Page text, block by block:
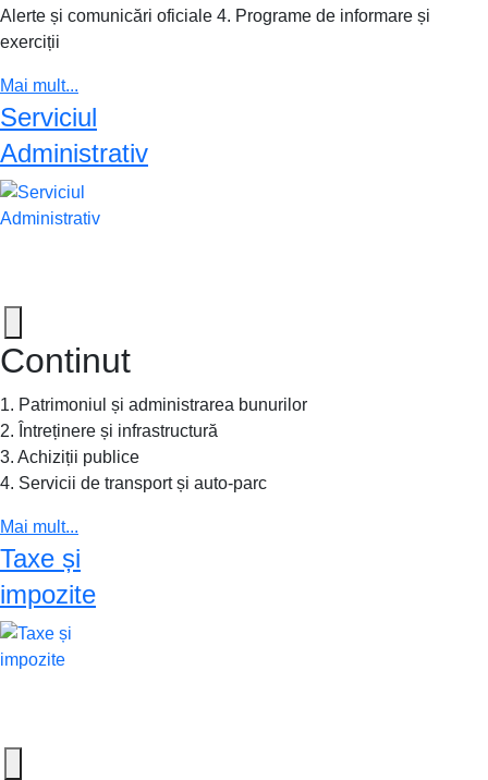
Alerte și comunicări oficiale 4. Programe de informare și
exerciții
Mai mult...
Serviciul
Administrativ
Continut
1. Patrimoniul și administrarea bunurilor
2. Întreținere și infrastructură
3. Achiziții publice
4. Servicii de transport și auto-parc
Mai mult...
Taxe și
impozite